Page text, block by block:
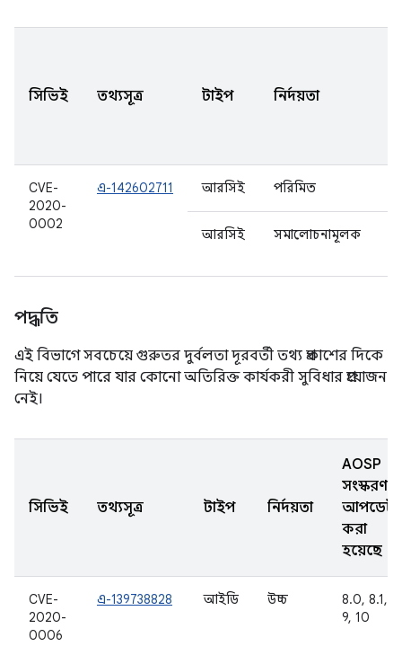
সিভিই তথ্যসূত্র টাইপ নির্দয়তা
CVE-
2020-
0002
এ-142602711 আরসিই পরিমিত
আরসিই সমালোচনামূলক
পদ্ধতি
এই বিভাগে সবচেয়ে গুরুতর দুর্বলতা দূরবর্তী তথ্য প্রকাশের দিকে
নিয়ে যেতে পারে যার কোনো অতিরিক্ত কার্যকরী সুবিধার প্রয়োজন
নেই।
সিভিই তথ্যসূত্র টাইপ নির্দয়তা
AOSP
সংস্করণ
আপডেট
করা
হয়েছে
CVE-
2020-
0006
এ-139738828 আইডি উচ্চ
8.0, 8.1,
9, 10